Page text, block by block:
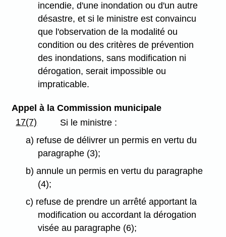
incendie, d'une inondation ou d'un autre
désastre, et si le ministre est convaincu
que l'observation de la modalité ou
condition ou des critères de prévention
des inondations, sans modification ni
dérogation, serait impossible ou
impraticable.
Appel à la Commission municipale
17(7)
Si le ministre :
a) refuse de délivrer un permis en vertu du
paragraphe (3);
b) annule un permis en vertu du paragraphe
(4);
c) refuse de prendre un arrêté apportant la
modification ou accordant la dérogation
visée au paragraphe (6);